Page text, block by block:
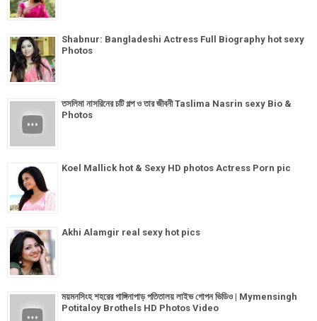
Shabnur: Bangladeshi Actress Full Biography hot sexy
Photos
তসলিমা নাসরিনের চটি গল্প ও তার জীবনী Taslima Nasrin sexy Bio &
Photos
Koel Mallick hot & Sexy HD photos Actress Porn pic
Akhi Alamgir real sexy hot pics
ময়মনসিংহ শহরের গাঙ্গিনাপাড় পতিতালয় লাইভ গোপন ভিডিও | Mymensingh
Potitaloy Brothels HD Photos Video